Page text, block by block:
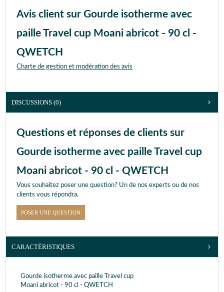
Avis client sur Gourde isotherme avec
paille Travel cup Moani abricot - 90 cl -
QWETCH
Charte de gestion et modération des avis
DISCUSSIONS (0)
Questions et réponses de clients sur
Gourde isotherme avec paille Travel cup
Moani abricot - 90 cl - QWETCH
Vous souhaitez poser une question? Un de nos experts ou de nos
clients vous répondra.
POSER UNE QUESTION
CARACTÉRISTIQUES
Gourde isotherme avec paille Travel cup
Moani abricot - 90 cl - QWETCH